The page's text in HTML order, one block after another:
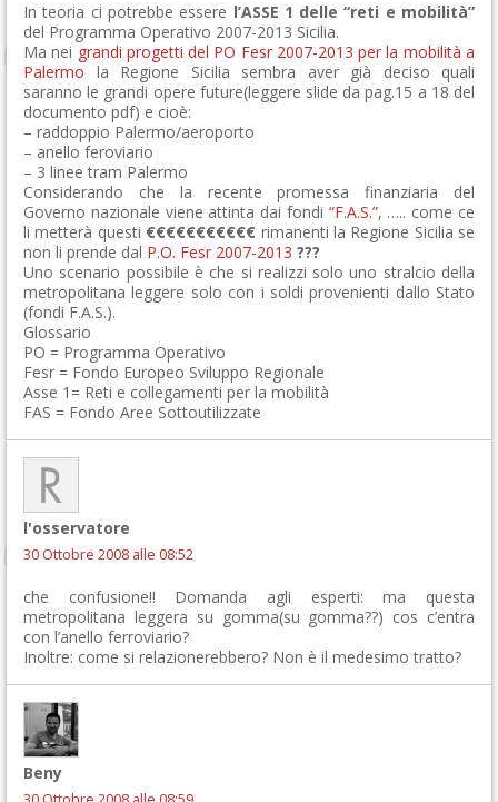
In teoria ci potrebbe essere l’ASSE 1 delle “reti e mobilità”
del Programma Operativo 2007-2013 Sicilia.
Ma nei grandi progetti del PO Fesr 2007-2013 per la mobilità a
Palermo la Regione Sicilia sembra aver già deciso quali
saranno le grandi opere future(leggere slide da pag.15 a 18 del
documento pdf) e cioè:
– raddoppio Palermo/aeroporto
– anello feroviario
– 3 linee tram Palermo
Considerando che la recente promessa finanziaria del
Governo nazionale viene attinta dai fondi “F.A.S.”, ….. come ce
li metterà questi €€€€€€€€€€€ rimanenti la Regione Sicilia se
non li prende dal P.O. Fesr 2007-2013 ???
Uno scenario possibile è che si realizzi solo uno stralcio della
metropolitana leggere solo con i soldi provenienti dallo Stato
(fondi F.A.S.).
Glossario
PO = Programma Operativo
Fesr = Fondo Europeo Sviluppo Regionale
Asse 1= Reti e collegamenti per la mobilità
FAS = Fondo Aree Sottoutilizzate
l'osservatore
30 Ottobre 2008 alle 08:52
che confusione!! Domanda agli esperti: ma questa
metropolitana leggera su gomma(su gomma??) cos c’entra
con l’anello ferroviario?
Inoltre: come si relazionerebbero? Non è il medesimo tratto?
Beny